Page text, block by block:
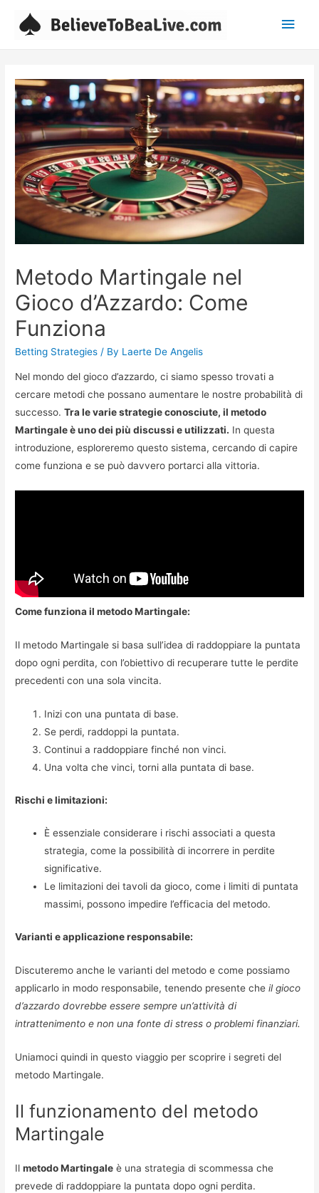
Main
Metodo Martingale nel
Gioco d’Azzardo: Come
Funziona
Betting Strategies / By Laerte De Angelis
Nel mondo del gioco d’azzardo, ci siamo spesso trovati a
cercare metodi che possano aumentare le nostre probabilità di
successo.Tra le varie strategie conosciute, il metodo
Martingale è uno dei più discussi e utilizzati. In questa
introduzione, esploreremo questo sistema, cercando di capire
come funziona e se può davvero portarci alla vittoria.
Come funziona il metodo Martingale:
Il metodo Martingale si basa sull’idea di raddoppiare la puntata
dopo ogni perdita, con l’obiettivo di recuperare tutte le perdite
precedenti con una sola vincita.
Inizi con una puntata di base.
Se perdi, raddoppi la puntata.
Continui a raddoppiare finché non vinci.
Una volta che vinci, torni alla puntata di base.
Rischi e limitazioni:
È essenziale considerare i rischi associati a questa
strategia, come la possibilità di incorrere in perdite
significative.
Le limitazioni dei tavoli da gioco, come i limiti di puntata
massimi, possono impedire l’efficacia del metodo.
Varianti e applicazione responsabile:
Discuteremo anche le varianti del metodo e come possiamo
applicarlo in modo responsabile, tenendo presente cheil gioco
d’azzardo dovrebbe essere sempre un’attività di
intrattenimento e non una fonte di stress o problemi finanziari.
Uniamoci quindi in questo viaggio per scoprire i segreti del
metodo Martingale.
Il funzionamento del metodo
Martingale
Ilmetodo Martingale è una strategia di scommessa che
prevede di raddoppiare la puntata dopo ogni perdita.